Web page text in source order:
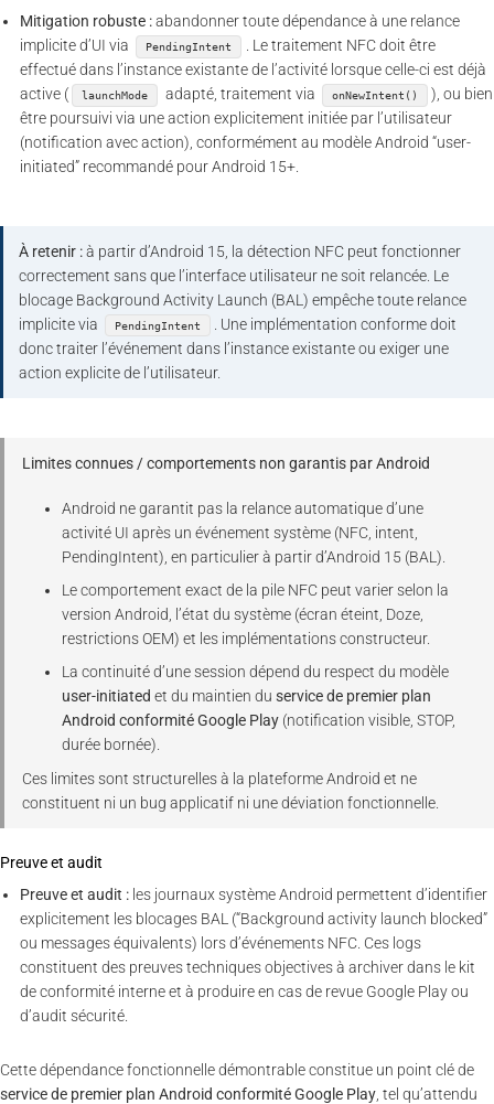
Mitigation robuste :abandonner toute dépendance à une relance
implicite d’UI via
PendingIntent
. Le traitement NFC doit être
effectué dans l’instance existante de l’activité lorsque celle-ci est déjà
active (
launchMode adapté, traitement via onNewIntent()
), ou bien
être poursuivi via une action explicitement initiée par l’utilisateur
(notification avec action), conformément au modèle Android “user-
initiated” recommandé pour Android 15+.
À retenir :à partir d’Android 15, la détection NFC peut fonctionner
correctement sans que l’interface utilisateur ne soit relancée. Le
blocage Background Activity Launch (BAL) empêche toute relance
implicite via
PendingIntent
. Une implémentation conforme doit
donc traiter l’événement dans l’instance existante ou exiger une
action explicite de l’utilisateur.
Limites connues / comportements non garantis par Android
Android ne garantit pas la relance automatique d’une
activité UI après un événement système (NFC, intent,
PendingIntent), en particulier à partir d’Android 15 (BAL).
Le comportement exact de la pile NFC peut varier selon la
version Android, l’état du système (écran éteint, Doze,
restrictions OEM) et les implémentations constructeur.
La continuité d’une session dépend du respect du modèle
user-initiated et du maintien duservice de premier plan
Android conformité Google Play (notification visible, STOP,
durée bornée).
Ces limites sont structurelles à la plateforme Android et ne
constituent ni un bug applicatif ni une déviation fonctionnelle.
Preuve et audit
Preuve et audit : les journaux système Android permettent d’identifier
explicitement les blocages BAL (“Background activity launch blocked”
ou messages équivalents) lors d’événements NFC. Ces logs
constituent des preuves techniques objectives à archiver dans le kit
de conformité interne et à produire en cas de revue Google Play ou
d’audit sécurité.
Cette dépendance fonctionnelle démontrable constitue un point clé de
service de premier plan Android conformité Google Play , tel qu’attendu